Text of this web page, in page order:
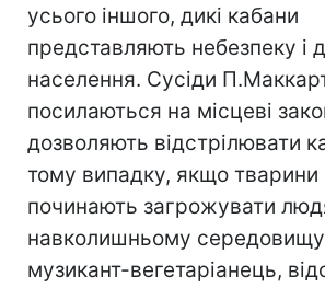
усього іншого, дикі кабани
представляють небезпеку і
населення. Сусіди
посилаються на місцеві
дозволяють відстрілювати
тому випадку, якщо тварини
починають загрожувати
навколишньому
музикант-вегетаріанець,